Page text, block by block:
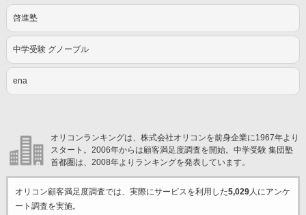
啓進塾
中学受験 グノーブル
ena
オリコンランキングは、株式会社オリコンを前身企業に1967年より
スタート。2006年からは顧客満足度調査を開始。中学受験 集団塾
首都圏は、2008年よりランキングを発表しています。
オリコン顧客満足度調査では、実際にサービスを利用した5,029人にアンケ
ート調査を実施。